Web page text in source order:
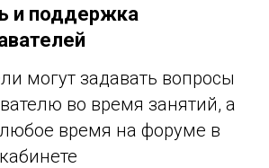
и поддержка
могут задавать вопросы
во время занятий, а
время на форуме в